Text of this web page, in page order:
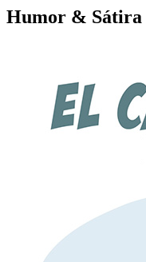
Humor & Sátira